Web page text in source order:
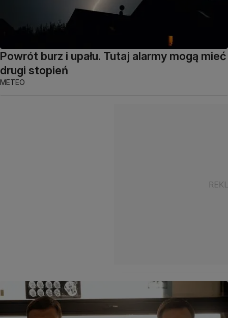
Powrót burz i upału. Tutaj alarmy mogą mieć
drugi stopień
METEO